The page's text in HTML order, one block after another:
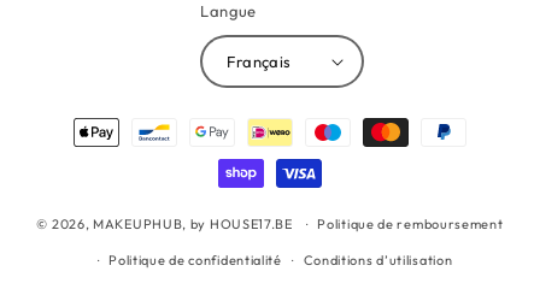
Langue
Français
Moyens
© 2026, MAKEUPHUB, by HOUSE17.BE Politique de remboursement
Politique de confidentialité Conditions d’utilisation